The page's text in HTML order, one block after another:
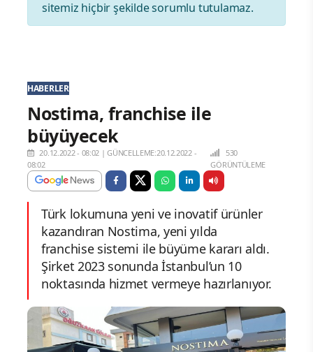
sitemiz hiçbir şekilde sorumlu tutulamaz.
HABERLER
Nostima, franchise ile
büyüyecek
20.12.2022 - 08:02 |GÜNCELLEME:20.12.2022 -
08:02
530
GÖRÜNTÜLEME
Türk lokumuna yeni ve inovatif ürünler
kazandıran Nostima, yeni yılda
franchise sistemi ile büyüme kararı aldı.
Şirket 2023 sonunda İstanbul’un 10
noktasında hizmet vermeye hazırlanıyor.